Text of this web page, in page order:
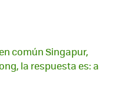
común Singapur,
la respuesta es: a